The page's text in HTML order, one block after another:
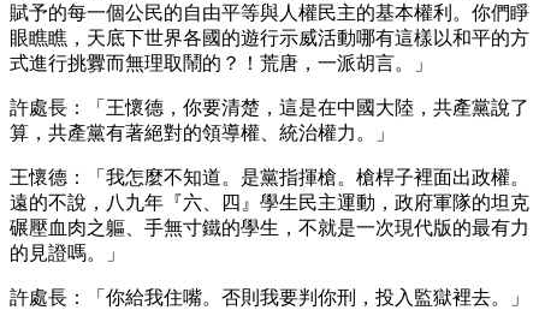
賦予的每一個公民的自由平等與人權民主的基本權利。你們睜
眼瞧瞧，天底下世界各國的遊行示威活動哪有這樣以和平的方
式進行挑釁而無理取鬧的？！荒唐，一派胡言。」
許處長：「王懷德，你要清楚，這是在中國大陸，共產黨說了
算，共產黨有著絕對的領導權、統治權力。」
王懷德：「我怎麼不知道。是黨指揮槍。槍桿子裡面出政權。
遠的不說，八九年『六、四』學生民主運動，政府軍隊的坦克
碾壓血肉之軀、手無寸鐵的學生，不就是一次現代版的最有力
的見證嗎。」
許處長：「你給我住嘴。否則我要判你刑，投入監獄裡去。」